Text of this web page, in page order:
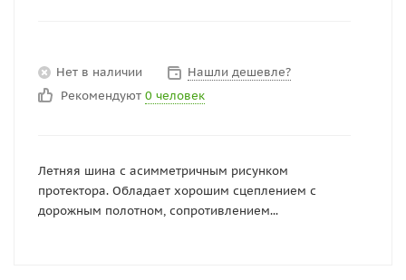
Нет в наличии
Нашли дешевле?
Рекомендуют 0 человек
Летняя шина с асимметричным рисунком
протектора. Обладает хорошим сцеплением с
дорожным полотном, сопротивлением...